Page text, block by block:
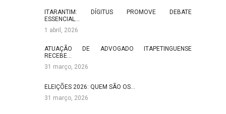
ITARANTIM: DÍGITUS PROMOVE DEBATE
ESSENCIAL…
1 abril, 2026
ATUAÇÃO DE ADVOGADO ITAPETINGUENSE
RECEBE…
31 março, 2026
ELEIÇÕES 2026: QUEM SÃO OS…
31 março, 2026